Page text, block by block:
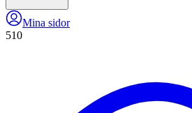
Mina sidor
510